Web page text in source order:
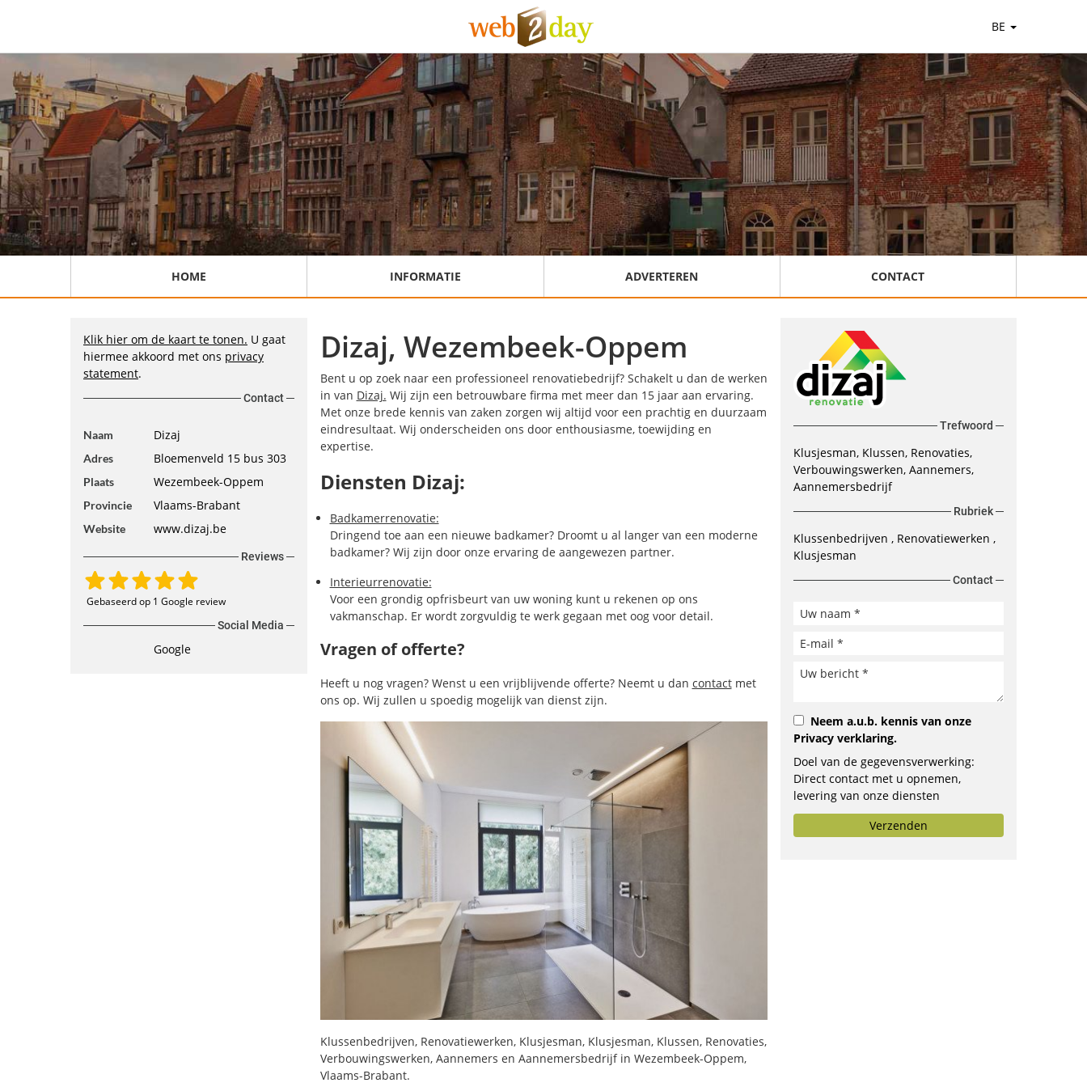
BE
HOME INFORMATIE ADVERTEREN CONTACT
Klik hier om de kaart te tonen. U gaat
hiermee akkoord met ons privacy
statement.
Contact
Naam Dizaj
Adres Bloemenveld 15 bus 303
Plaats Wezembeek-Oppem
Provincie Vlaams-Brabant
Website www.dizaj.be
Reviews
Gebaseerd op 1 Google review
Social Media
Google
Dizaj, Wezembeek-Oppem
Bent u op zoek naar een professioneel renovatiebedrijf? Schakelt u dan de werken
in van Dizaj. Wij zijn een betrouwbare firma met meer dan 15 jaar aan ervaring.
Met onze brede kennis van zaken zorgen wij altijd voor een prachtig en duurzaam
eindresultaat. Wij onderscheiden ons door enthousiasme, toewijding en
expertise.
Diensten Dizaj:
Badkamerrenovatie:
Dringend toe aan een nieuwe badkamer? Droomt u al langer van een moderne
badkamer? Wij zijn door onze ervaring de aangewezen partner.
Interieurrenovatie:
Voor een grondig opfrisbeurt van uw woning kunt u rekenen op ons
vakmanschap. Er wordt zorgvuldig te werk gegaan met oog voor detail.
Vragen of offerte?
Heeft u nog vragen? Wenst u een vrijblijvende offerte? Neemt u dan contactmet
ons op. Wij zullen u spoedig mogelijk van dienst zijn.
Klussenbedrijven, Renovatiewerken, Klusjesman, Klusjesman, Klussen, Renovaties,
Verbouwingswerken, Aannemers en Aannemersbedrijf in Wezembeek-Oppem,
Vlaams-Brabant.
Trefwoord
Klusjesman, Klussen, Renovaties,
Verbouwingswerken, Aannemers,
Aannemersbedrijf
Rubriek
Klussenbedrijven
Renovatiewerken
Klusjesman
Contact
Neem a.u.b. kennis van onze
Privacy verklaring.
Doel van de gegevensverwerking:
Direct contact met u opnemen,
levering van onze diensten
verbeteren, opstellen van
aanbiedingen of doorsturen aan het
Verzenden